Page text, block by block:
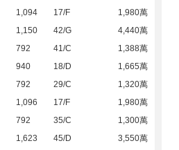
1,094 17/F
1,980萬
1,150 42/G
4,440萬
792 41/C
1,388萬
940 18/D
1,665萬
792 29/C
1,320萬
1,096 17/F
1,980萬
792 35/C
1,300萬
1,623 45/D
3,550萬